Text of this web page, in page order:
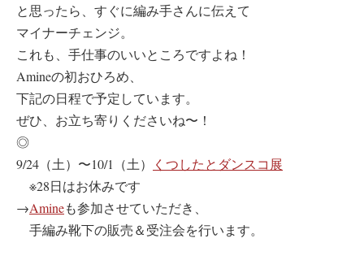
と思ったら、すぐに編み手さんに伝えて
マイナーチェンジ。
これも、手仕事のいいところですよね！
Amineの初おひろめ、
下記の日程で予定しています。
ぜひ、お立ち寄りくださいね〜！
◎
9/24（土）〜10/1（土）
くつしたとダンスコ展
※28日はお休みです
→Amineも参加させていただき、
手編み靴下の販売＆受注会を行います。